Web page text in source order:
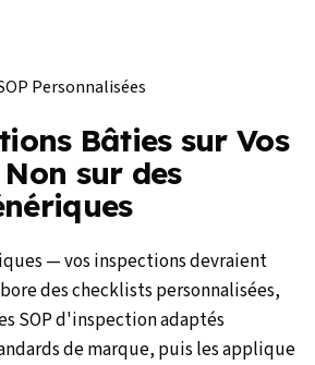
Personnalisées
Bâties sur Vos
sur des
— vos inspections devraient
des checklists personnalisées,
SOP d'inspection adaptés
de marque, puis les applique